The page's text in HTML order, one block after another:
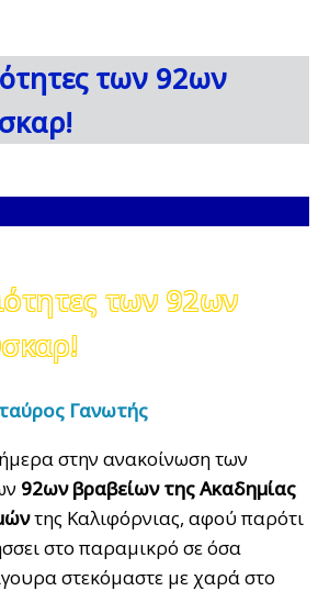
των 92ων
των 92ων
Γανωτής
στην ανακοίνωση των
92ων βραβείων της Ακαδημίας
της Καλιφόρνιας, αφού παρότι
στο παραμικρό σε όσα
στεκόμαστε με χαρά στο